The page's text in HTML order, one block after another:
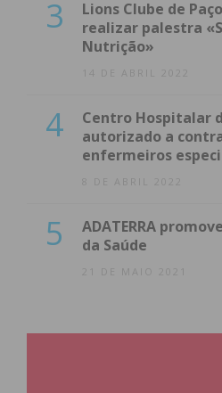
3
Lions Clube de
realizar palestra
Nutrição»
14 DE ABRIL 2022
4
Centro Hospitalar
autorizado a
enfermeiros
8 DE ABRIL 2022
5
ADATERRA
da Saúde
21 DE MAIO 2021